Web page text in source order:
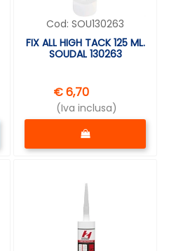
Cod: SOU130263
FIX ALL HIGH TACK 125 ML.
SOUDAL 130263
€ 6,70
(Iva inclusa)
Quantità